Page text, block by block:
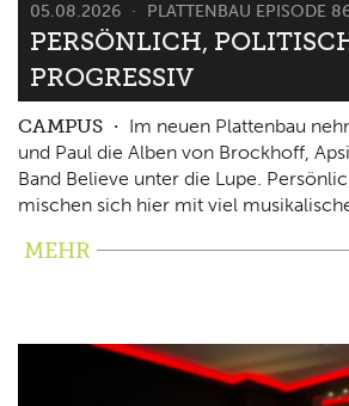
05.08.2026 PLATTENBAU EPISODE
PERSÖNLICH,
PROGRESSIV
CAMPUS
Im neuen Plattenbau
und Paul die Alben von Brockhoff,
Band Believe unter die Lupe.
mischen sich hier mit viel
MEHR